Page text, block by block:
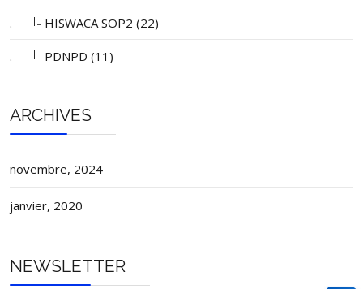
. |_ HISWACA SOP2 (22)
. |_ PDNPD (11)
ARCHIVES
novembre, 2024
janvier, 2020
NEWSLETTER